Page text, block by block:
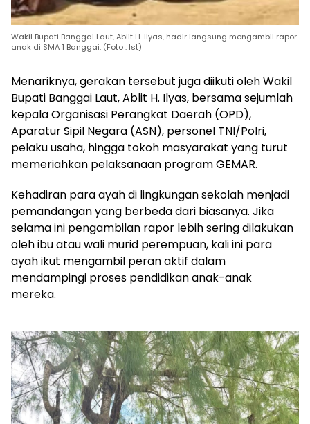
Wakil Bupati Banggai Laut, Ablit H. Ilyas, hadir langsung mengambil rapor
anak di SMA 1 Banggai. (Foto : Ist)
Menariknya, gerakan tersebut juga diikuti oleh Wakil
Bupati Banggai Laut, Ablit H. Ilyas, bersama sejumlah
kepala Organisasi Perangkat Daerah (OPD),
Aparatur Sipil Negara (ASN), personel TNI/Polri,
pelaku usaha, hingga tokoh masyarakat yang turut
memeriahkan pelaksanaan program GEMAR.
Kehadiran para ayah di lingkungan sekolah menjadi
pemandangan yang berbeda dari biasanya. Jika
selama ini pengambilan rapor lebih sering dilakukan
oleh ibu atau wali murid perempuan, kali ini para
ayah ikut mengambil peran aktif dalam
mendampingi proses pendidikan anak-anak
mereka.